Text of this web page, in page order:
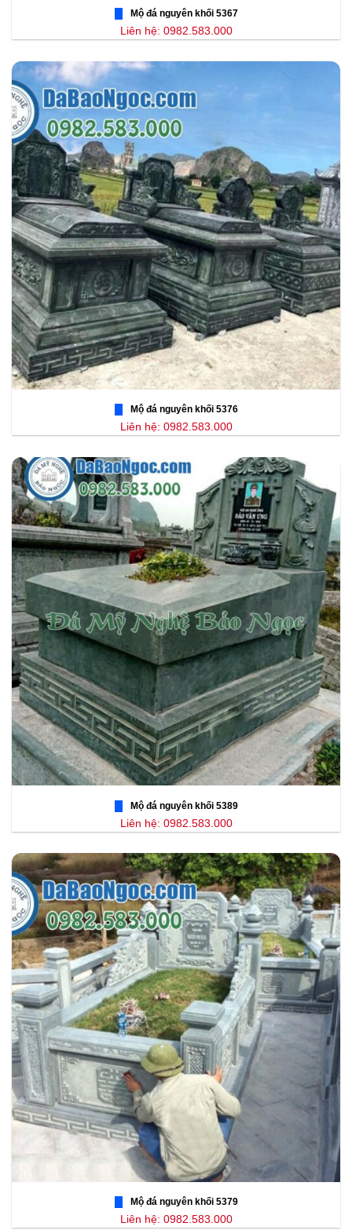
Mộ đá nguyên khối 5367
Liên hệ: 0982.583.000
Mộ đá nguyên khối 5376
Liên hệ: 0982.583.000
Mộ đá nguyên khối 5389
Liên hệ: 0982.583.000
Mộ đá nguyên khối 5379
Liên hệ: 0982.583.000